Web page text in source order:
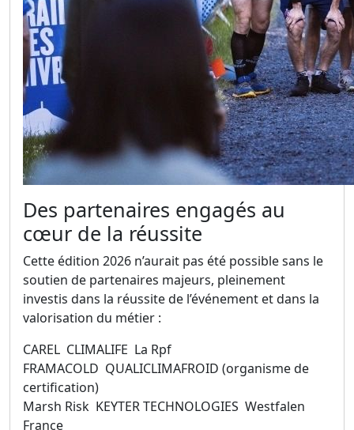
Des partenaires engagés au
cœur de la réussite
Cette édition 2026 n’aurait pas été possible sans le
soutien de partenaires majeurs, pleinement
investis dans la réussite de l’événement et dans la
valorisation du métier :
CAREL CLIMALIFE La Rpf
FRAMACOLD QUALICLIMAFROID (organisme de
certification)
Marsh Risk KEYTER TECHNOLOGIES Westfalen
France